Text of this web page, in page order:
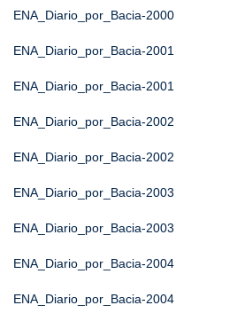
ENA_Diario_por_Bacia-2000
ENA_Diario_por_Bacia-2001
ENA_Diario_por_Bacia-2001
ENA_Diario_por_Bacia-2002
ENA_Diario_por_Bacia-2002
ENA_Diario_por_Bacia-2003
ENA_Diario_por_Bacia-2003
ENA_Diario_por_Bacia-2004
ENA_Diario_por_Bacia-2004